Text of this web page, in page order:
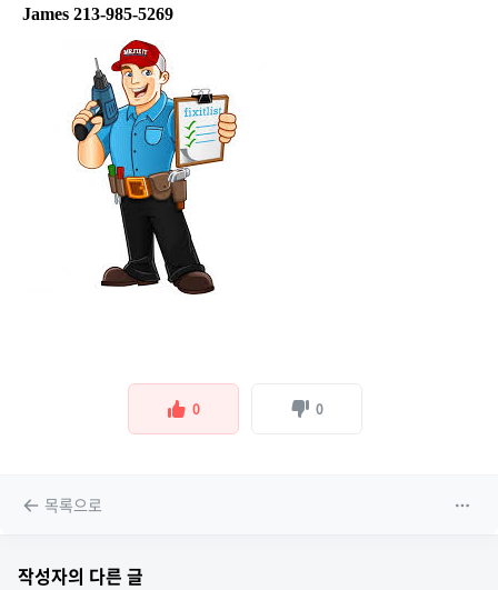
James 213-985-5269
0 0
목록으로
작성자의 다른 글